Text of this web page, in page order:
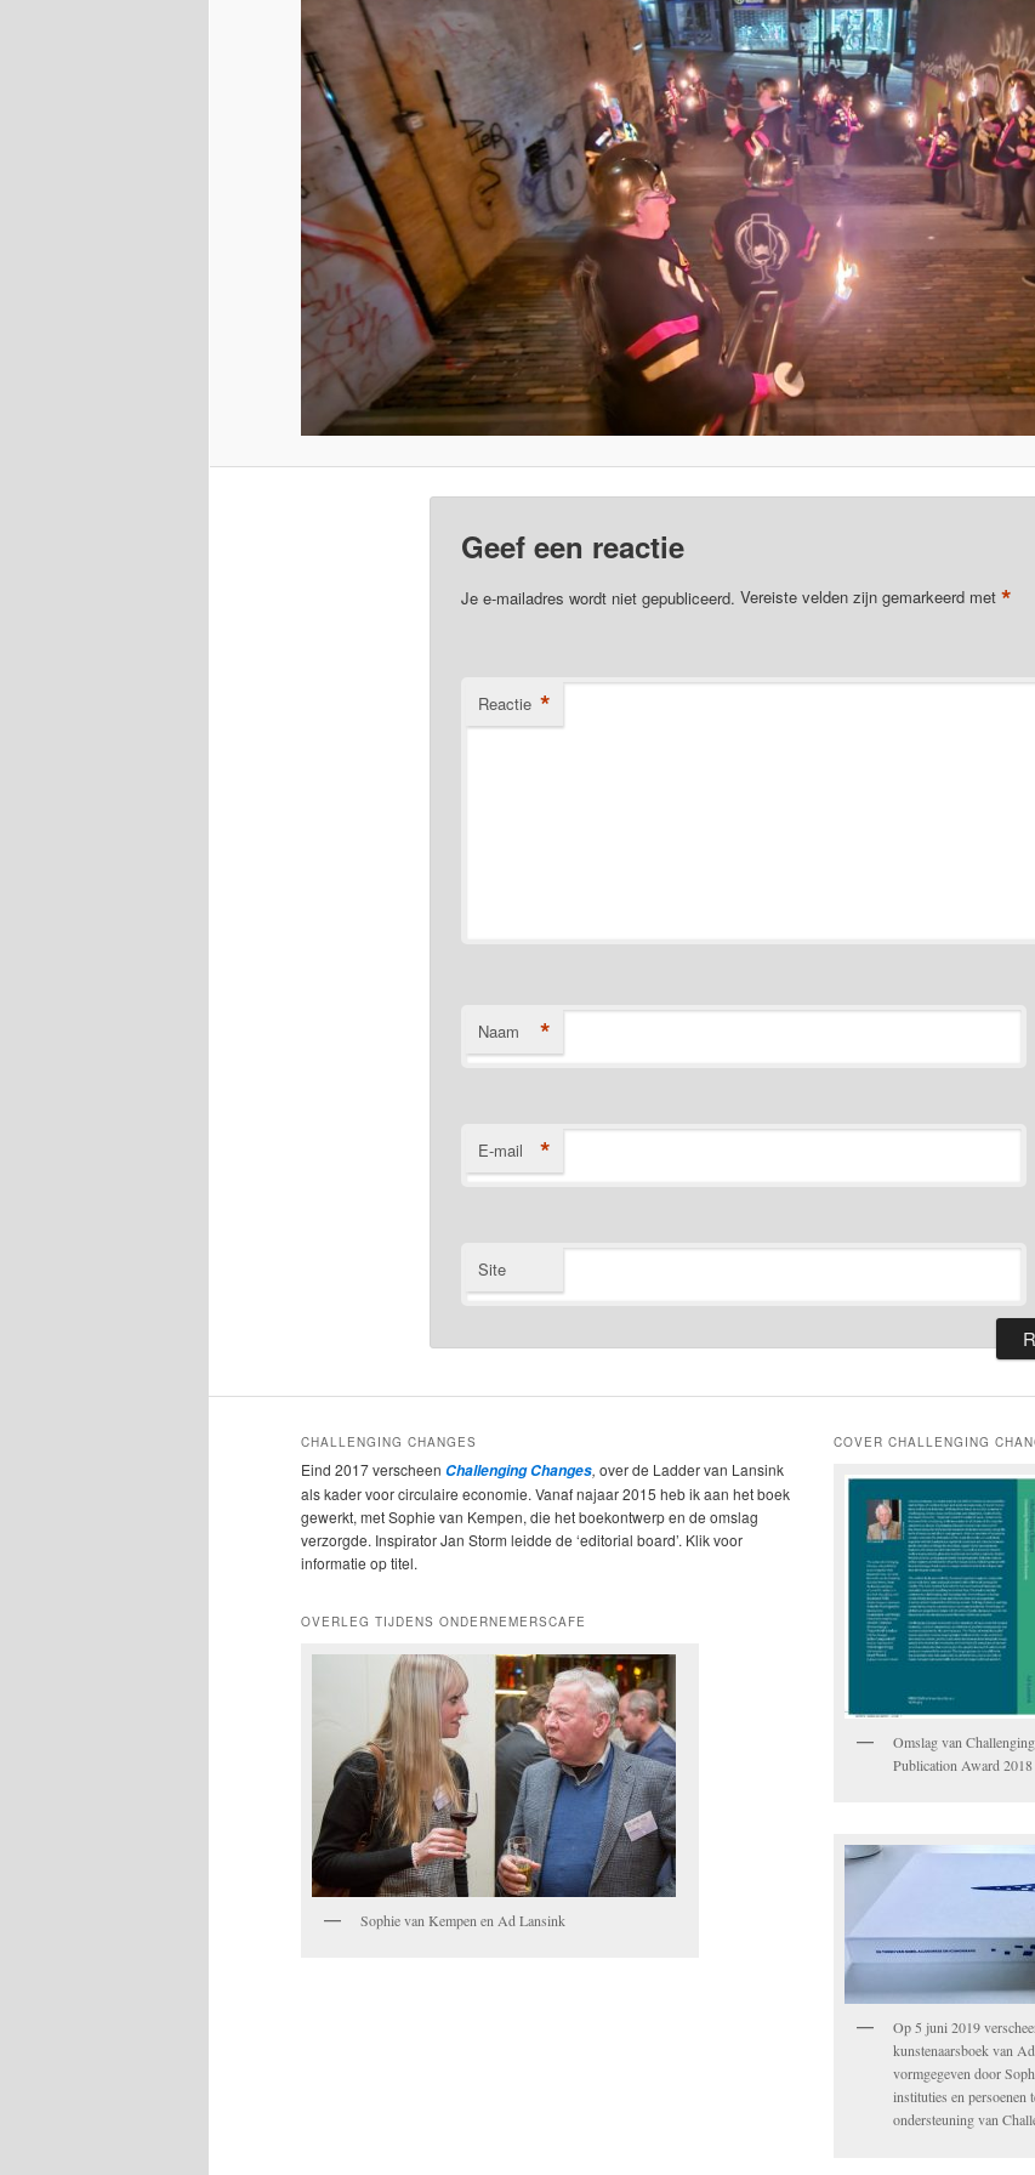
Geef een reactie
Je e-mailadres wordt niet gepubliceerd. Vereiste velden zijn gemarkeerd met *
Reactie *
Naam *
E-mail *
Site
CHALLENGING CHANGES
Eind 2017 verscheen Challenging Changes, over de Ladder van Lansink
als kader voor circulaire economie. Vanaf najaar 2015 heb ik aan het boek
gewerkt, met Sophie van Kempen, die het boekontwerp en de omslag
verzorgde. Inspirator Jan Storm leidde de ‘editorial board’. Klik voor
informatie op titel.
OVERLEG TIJDENS ONDERNEMERSCAFE
Sophie van Kempen en Ad Lansink
COVER CHALLENGING
Omslag van
Publication Award 2018
Op 5 juni 2019
kunstenaarsboek van
vormgegeven door
instituties en persoenen
ondersteuning van